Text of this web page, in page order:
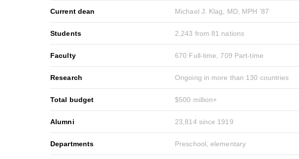
Current dean Michael J. Klag, MD, MPH ’87
Students 2,243 from 81 nations
Faculty 670 Full-time, 709 Part-time
Research Ongoing in more than 130 countries
Total budget $500 million+
Alumni 23,814 since 1919
Departments Preschool, elementary